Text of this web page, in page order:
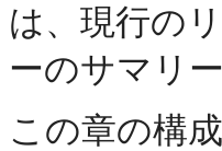
は、現行の
ーのサマリ
この章の構